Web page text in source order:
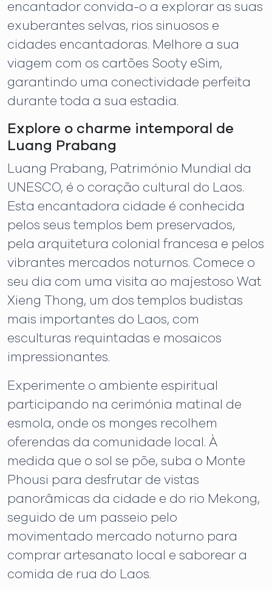
encantador convida-o a explorar as suas
exuberantes selvas, rios sinuosos e
cidades encantadoras. Melhore a sua
viagem com os cartões Sooty eSim,
garantindo uma conectividade perfeita
durante toda a sua estadia.
Explore o charme intemporal de
Luang Prabang
Luang Prabang, Património Mundial da
UNESCO, é o coração cultural do Laos.
Esta encantadora cidade é conhecida
pelos seus templos bem preservados,
pela arquitetura colonial francesa e pelos
vibrantes mercados noturnos. Comece o
seu dia com uma visita ao majestoso Wat
Xieng Thong, um dos templos budistas
mais importantes do Laos, com
esculturas requintadas e mosaicos
impressionantes.
Experimente o ambiente espiritual
participando na cerimónia matinal de
esmola, onde os monges recolhem
oferendas da comunidade local. À
medida que o sol se põe, suba o Monte
Phousi para desfrutar de vistas
panorâmicas da cidade e do rio Mekong,
seguido de um passeio pelo
movimentado mercado noturno para
comprar artesanato local e saborear a
comida de rua do Laos.